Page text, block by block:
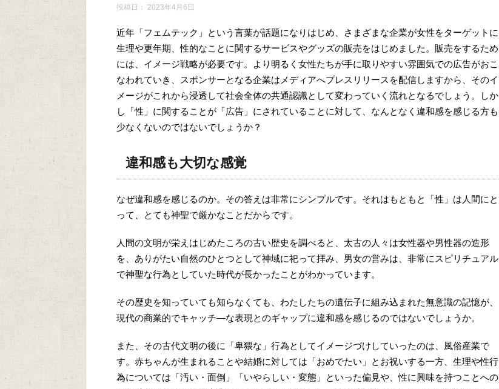
投稿日： 2023年4月6日
近年「フェムテック」という言葉が話題になりはじめ、さまざまな企業が女性をターゲットに
生理や更年期、性的なことに関するサービスやグッズの販売をはじめました。販売をするため
には、イメージ戦略が必要です。より明るく女性たちが手に取りやすい雰囲気での広告がおこ
なわれていき、スポンサーとなる企業はメディアへプレスリリースを配信しますから、そのイ
メージがこれから浸透して社会全体の共通認識として変わっていく流れとなるでしょう。しか
し「性」に関することが「広告」にされていることに対して、なんとなく違和感を感じる方も
少なくないのではないでしょうか？
違和感も大切な感覚
なぜ違和感を感じるのか。その答えは非常にシンプルです。それはもともと「性」は人間にと
って、とても神聖で厳かなことだからです。
人間の文明が栄えはじめたころの古い歴史を調べると、太古の人々は女性器や男性器の造形
を、ありがたい自然のひとつとして神域に祀って拝み、男女の営みは、非常にスピリチュアル
で神聖な行為としていた時代が長かったことがわかっています。
その歴史を知っていても知らなくても、わたしたちの遺伝子に組み込まれた無意識の記憶が、
現代の商業的でキャッチ―な表現とのギャップに違和感を感じるのではないでしょうか。
また、その古代文明の後に「卑猥な」行為としてイメージづけしていったのは、風俗産業で
す。赤ちゃんが生まれることや結婚に対しては「おめでたい」とお祝いする一方、生理や性行
為については「汚い・面倒」「いやらしい・変態」といった偏見や、性に興味を持つことへの